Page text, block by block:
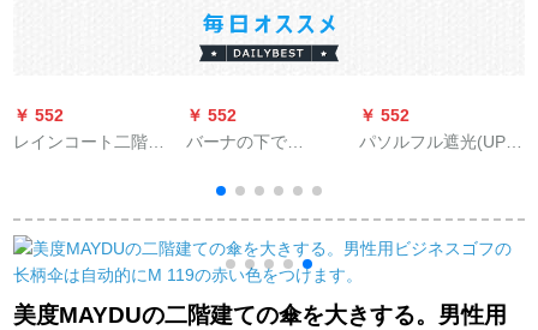
￥ 552
レインコート二階分
イクライト二階分体
式アダルトアウドレ
ン·テーク
￥ 552
バーナの下で
ル女性紫外线対策折
りたたみた傘晴雨兼
用ミニ三つ折り二重
の黒傘浜梨椿
￥ 552
パソルフル遮光(UPS
傘
美度MAYDUの二階建ての傘を大きする。男性用